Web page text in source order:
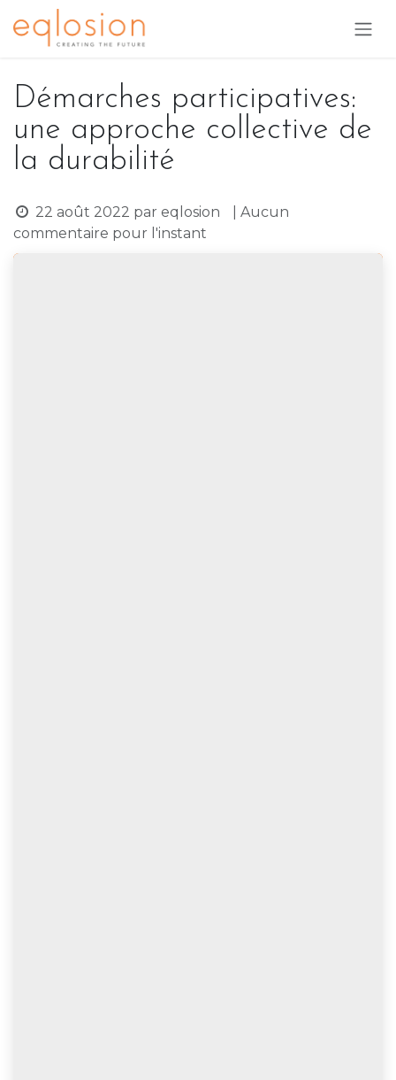
Se rendre au contenu
Démarches participatives:
une approche collective de
la durabilité
22 août 2022 par eqlosion
| Aucun
commentaire pour l'instant